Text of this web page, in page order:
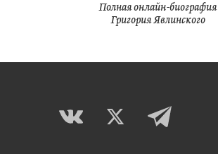
Полная онлайн-биография
Григория Явлинского